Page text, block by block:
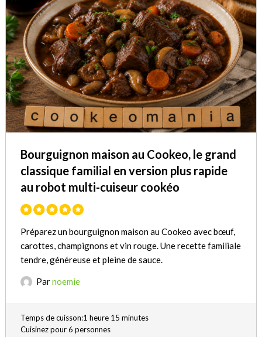
Bourguignon maison au Cookeo, le grand
classique familial en version plus rapide
au robot multi-cuiseur cookéo
Préparez un bourguignon maison au Cookeo avec bœuf,
carottes, champignons et vin rouge. Une recette familiale
tendre, généreuse et pleine de sauce.
Parnoemie
Temps de cuisson:1 heure 15 minutes
Cuisinez pour 6 personnes